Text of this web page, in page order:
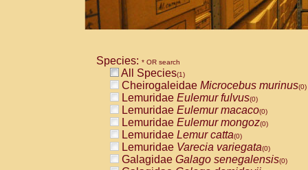
Species: * OR search
All Species(1)
Cheirogaleidae Microcebus murinus(0)
Lemuridae Eulemur fulvus(0)
Lemuridae Eulemur macaco(0)
Lemuridae Eulemur mongoz(0)
Lemuridae Lemur catta(0)
Lemuridae Varecia variegata(0)
Galagidae Galago senegalensis(0)